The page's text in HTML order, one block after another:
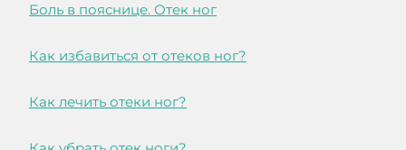
Боль в пояснице. Отек ног
Как избавиться от отеков ног?
Как лечить отеки ног?